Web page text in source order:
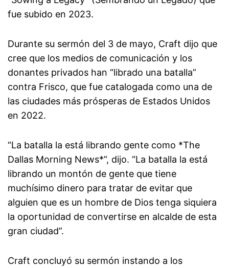
fue subido en 2023.
Durante su sermón del 3 de mayo, Craft dijo que
cree que los medios de comunicación y los
donantes privados han “librado una batalla”
contra Frisco, que fue catalogada como una de
las ciudades más prósperas de Estados Unidos
en 2022.
“La batalla la está librando gente como *The
Dallas Morning News*”, dijo. “La batalla la está
librando un montón de gente que tiene
muchísimo dinero para tratar de evitar que
alguien que es un hombre de Dios tenga siquiera
la oportunidad de convertirse en alcalde de esta
gran ciudad”.
Craft concluyó su sermón instando a los